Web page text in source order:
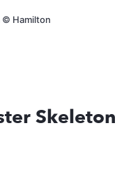
© Hamilton
Skeleton